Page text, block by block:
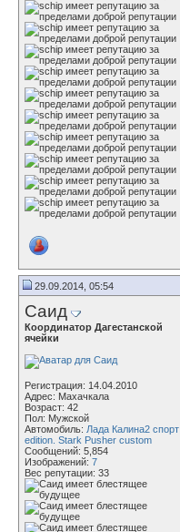
29.09.2014, 05:54
Саид
Координатор Дагестанской
ячейки
Регистрация: 14.04.2010
Адрес: Махачкала
Возраст: 42
Пол: Мужской
Автомобиль: Лада Калина2 спорт
edition. Stark Pusher custom
Сообщений: 5,854
Изображений: 7
Вес репутации: 33